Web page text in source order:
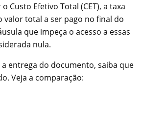
Custo Efetivo Total (CET), a taxa
valor total a ser pago no final do
que impeça o acesso a essas
nula.
entrega do documento, saiba que
Veja a comparação: